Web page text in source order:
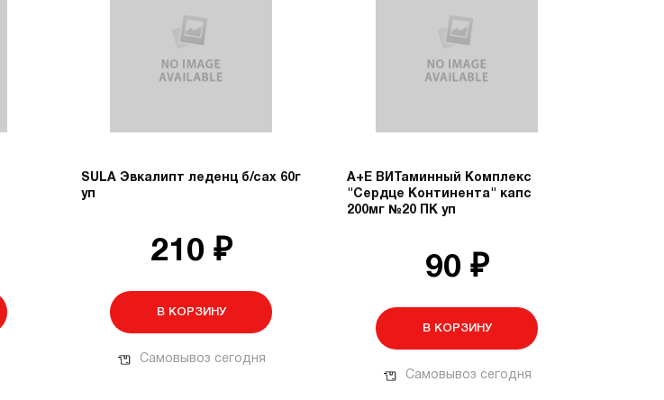
SULA Эвкалипт леденц б/сах 60г
уп
210 ₽
В КОРЗИНУ
Самовывоз сегодня
А+Е ВИТаминный Комплекс
"Сердце Континента" капс
200мг №20 ПК уп
90 ₽
В КОРЗИНУ
Самовывоз сегодня